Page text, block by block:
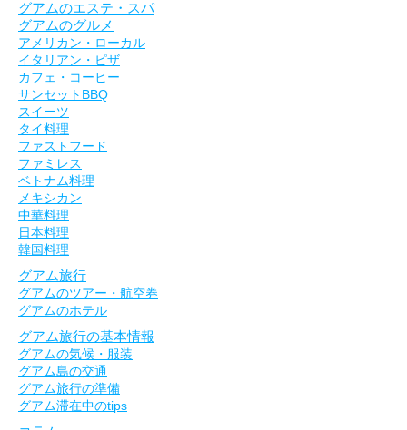
グアムのエステ・スパ
グアムのグルメ
アメリカン・ローカル
イタリアン・ピザ
カフェ・コーヒー
サンセットBBQ
スイーツ
タイ料理
ファストフード
ファミレス
ベトナム料理
メキシカン
中華料理
日本料理
韓国料理
グアム旅行
グアムのツアー・航空券
グアムのホテル
グアム旅行の基本情報
グアムの気候・服装
グアム島の交通
グアム旅行の準備
グアム滞在中のtips